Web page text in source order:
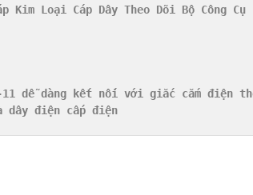
Kim Loại Cáp Dây Theo Dõi Bộ Công Cụ
dễ dàng kết nối với giắc cắm điện
dây điện cấp điện